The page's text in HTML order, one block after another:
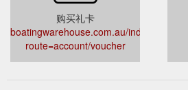
购买礼卡
boatingwarehouse.com.au/index.php?
route=account/voucher